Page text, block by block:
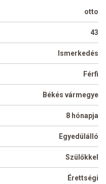
otto
43
Ismerkedés
Férfi
Békés vármegye
8 hónapja
Egyedülálló
Szülőkkel
Érettségi